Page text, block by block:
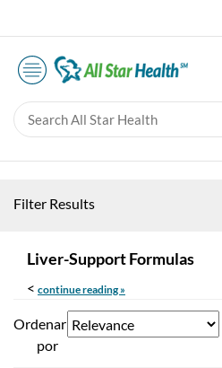
Filter Results
Liver-Support Formulas
< continue reading »
Ordenar
por